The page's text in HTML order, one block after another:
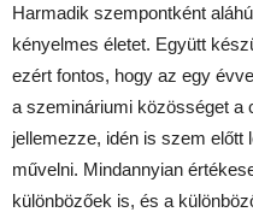
Harmadik szempontként
kényelmes életet. Együtt
ezért fontos, hogy az egy
a szemináriumi közösséget a
jellemezze, idén is szem előtt
művelni. Mindannyian
különbözőek is, és a